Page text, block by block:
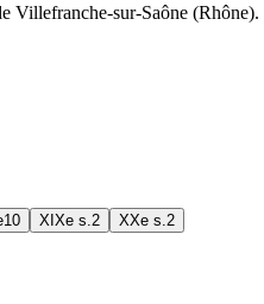
Villefranche-sur-Saône (Rhône).
10 XIXe s. 2 XXe s. 2